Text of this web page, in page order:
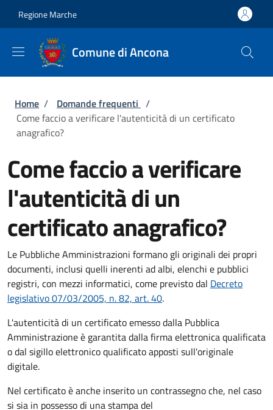
Regione Marche
Comune di Ancona
Briciole di pane
Home / Domande frequenti /
Come faccio a verificare l'autenticità di un certificato
anagrafico?
Come faccio a verificare
l'autenticità di un
certificato anagrafico?
Le Pubbliche Amministrazioni formano gli originali dei propri
documenti, inclusi quelli inerenti ad albi, elenchi e pubblici
registri, con mezzi informatici, come previsto dal Decreto
legislativo 07/03/2005, n. 82, art. 40.
L'autenticità di un certificato emesso dalla Pubblica
Amministrazione è garantita dalla firma elettronica qualificata
o dal sigillo elettronico qualificato apposti sull'originale
digitale.
Nel certificato è anche inserito un contrassegno che, nel caso
si sia in possesso di una stampa del